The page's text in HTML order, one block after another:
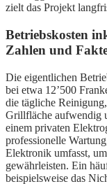
zielt das Projekt
Betriebskosten
Zahlen und
Die eigentlichen
bei etwa 12’500
die tägliche
Grillfläche aufwendig
einem privaten
professionelle
Elektronik umfasst,
gewährleisten. Ein
beispielsweise das